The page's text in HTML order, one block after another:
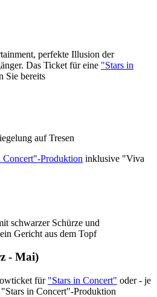
perfekte Illusion der
Das Ticket für eine "Stars in
Sie bereits
Concert"-Produktion inklusive "Viva
- Mai)
für "Stars in Concert" oder - je
"Stars in Concert"-Produktion